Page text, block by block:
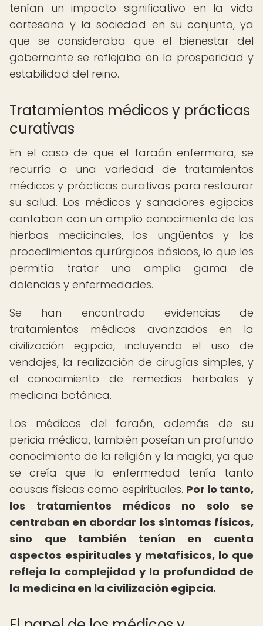
tenían un impacto significativo en la vida
cortesana y la sociedad en su conjunto, ya
que se consideraba que el bienestar del
gobernante se reflejaba en la prosperidad y
estabilidad del reino.
Tratamientos médicos y prácticas
curativas
En el caso de que el faraón enfermara, se
recurría a una variedad de tratamientos
médicos y prácticas curativas para restaurar
su salud. Los médicos y sanadores egipcios
contaban con un amplio conocimiento de las
hierbas medicinales, los ungüentos y los
procedimientos quirúrgicos básicos, lo que les
permitía tratar una amplia gama de
dolencias y enfermedades.
Se han encontrado evidencias de
tratamientos médicos avanzados en la
civilización egipcia, incluyendo el uso de
vendajes, la realización de cirugías simples, y
el conocimiento de remedios herbales y
medicina botánica.
Los médicos del faraón, además de su
pericia médica, también poseían un profundo
conocimiento de la religión y la magia, ya que
se creía que la enfermedad tenía tanto
causas físicas como espirituales. Por lo tanto,
los tratamientos médicos no solo se
centraban en abordar los síntomas físicos,
sino que también tenían en cuenta
aspectos espirituales y metafísicos, lo que
refleja la complejidad y la profundidad de
la medicina en la civilización egipcia.